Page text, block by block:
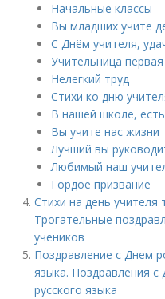
Начальные классы
Вы младших учите
С Днём учителя,
Учительница первая
Нелегкий труд
Стихи ко дню
В нашей школе,
Вы учите нас жизни
Лучший вы
Любимый наш
Гордое призвание
Стихи на день учителя
Трогательные
учеников
Поздравление с Днем
языка. Поздравления
русского языка